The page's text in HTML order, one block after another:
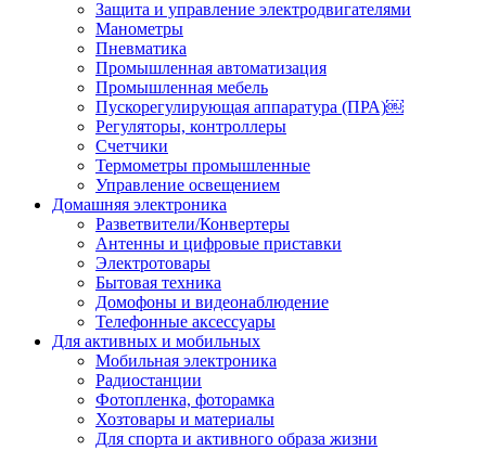
Защита и управление электродвигателями
Манометры
Пневматика
Промышленная автоматизация
Промышленная мебель
Пускорегулирующая аппаратура (ПРА)￼
Регуляторы, контроллеры
Счетчики
Термометры промышленные
Управление освещением
Домашняя электроника
Разветвители/Конвертеры
Антенны и цифровые приставки
Электротовары
Бытовая техника
Домофоны и видеонаблюдение
Телефонные аксессуары
Для активных и мобильных
Мобильная электроника
Радиостанции
Фотопленка, фоторамка
Хозтовары и материалы
Для спорта и активного образа жизни